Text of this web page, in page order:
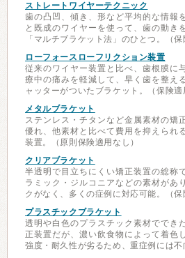
ストレートワイヤーテクニック
歯の凸凹、傾き、形など平均的な情報
と既成のワイヤーを使って、歯の動き
「マルチブラケット法」のひとつ。（保
ローフォースローフリクション装置
従来のワイヤー装置と比べ、歯根膜に
療中の痛みを軽減して、早く歯を整え
ャッターがついたブラケット。（保険適
メタルブラケット
ステンレス・チタンなど金属素材の矯
優れ、他素材と比べて費用を抑えられ
装置。（原則保険適用なし）
クリアブラケット
半透明で目立ちにくい矯正装置の総称
ラミック・ジルコニアなどの素材があ
クがなく、多くの症例に対応可能。（保
プラスチックブラケット
透明や白色のプラスチック素材ででき
正装置だが、濃い飲食物によって着色
強度・耐久性が劣るため、重症例には不